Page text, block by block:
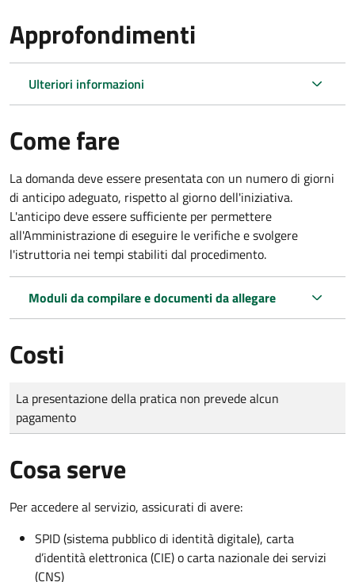
Approfondimenti
Ulteriori informazioni
Come fare
La domanda deve essere presentatacon un numero di giorni
di anticipo adeguato, rispetto al giorno dell'iniziativa.
L'anticipo deve essere sufficiente per permettere
all'Amministrazione di eseguire le verifiche e svolgere
l'istruttoria nei tempi stabiliti dal procedimento.
Moduli da compilare e documenti da allegare
Costi
Tipo di pagamento
Importo
La presentazione della pratica non prevede alcun
pagamento
Cosa serve
Per accedere al servizio, assicurati di avere:
SPID (sistema pubblico di identità digitale), carta
d’identità elettronica (CIE) o carta nazionale dei servizi
(CNS)